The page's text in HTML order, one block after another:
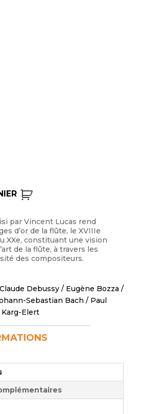
par Vincent Lucas rend
d’or de la flûte, le XVIIIe
XXe, constituant une vision
de la flûte, à travers les
des compositeurs.
Claude Debussy/ Eugène Bozza /
Sebastian Bach / Paul
Elert